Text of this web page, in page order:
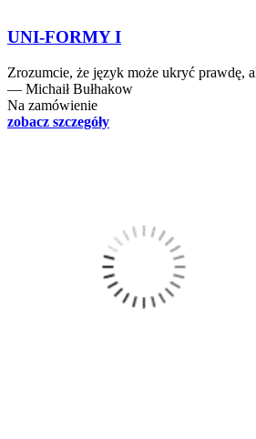
UNI-FORMY I
Zrozumcie, że język może ukryć prawdę,
― Michaił Bułhakow
Na zamówienie
zobacz szczegóły